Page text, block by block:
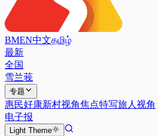
BMEN中文தமிழ்
最新
全国
雪兰莪
专题
惠民好康新村视角焦点特写旅人视角
电子报
Light Theme